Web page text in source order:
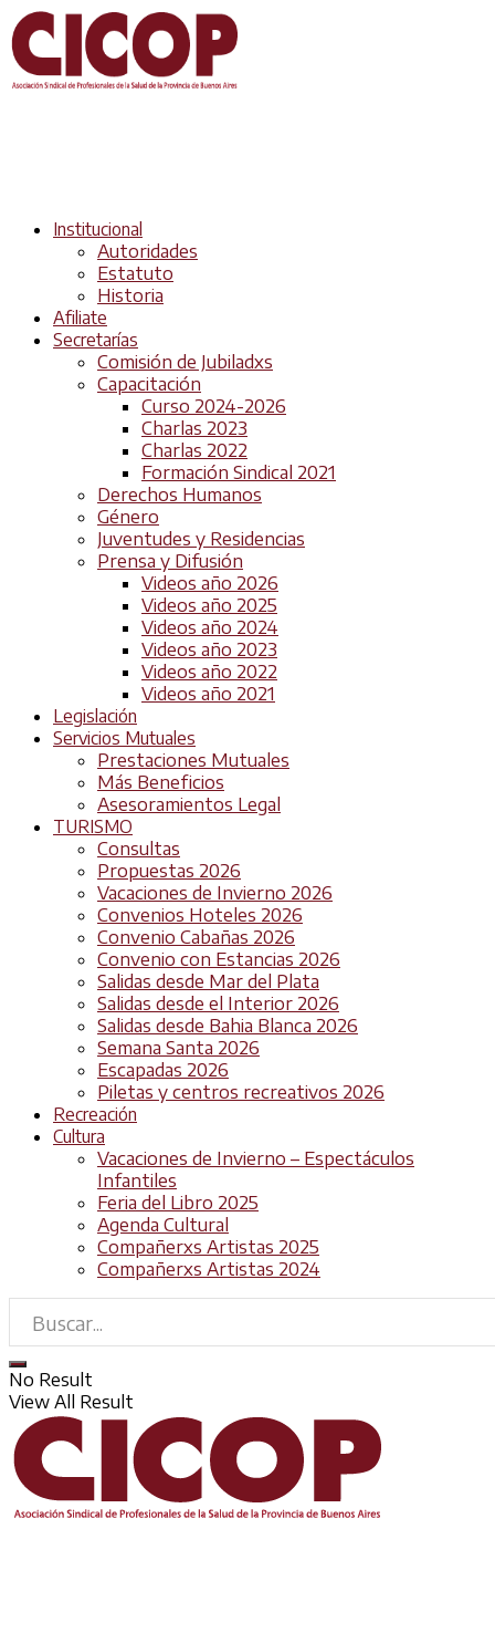
Institucional
Autoridades
Estatuto
Historia
Afiliate
Secretarías
Comisión de Jubiladxs
Capacitación
Curso 2024-2026
Charlas 2023
Charlas 2022
Formación Sindical 2021
Derechos Humanos
Género
Juventudes y Residencias
Prensa y Difusión
Videos año 2026
Videos año 2025
Videos año 2024
Videos año 2023
Videos año 2022
Videos año 2021
Legislación
Servicios Mutuales
Prestaciones Mutuales
Más Beneficios
Asesoramientos Legal
TURISMO
Consultas
Propuestas 2026
Vacaciones de Invierno 2026
Convenios Hoteles 2026
Convenio Cabañas 2026
Convenio con Estancias 2026
Salidas desde Mar del Plata
Salidas desde el Interior 2026
Salidas desde Bahia Blanca 2026
Semana Santa 2026
Escapadas 2026
Piletas y centros recreativos 2026
Recreación
Cultura
Vacaciones de Invierno – Espectáculos
Infantiles
Feria del Libro 2025
Agenda Cultural
Compañerxs Artistas 2025
Compañerxs Artistas 2024
No Result
View All Result